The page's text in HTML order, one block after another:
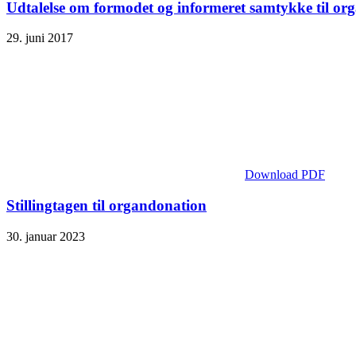
Udtalelse om formodet og informeret samtykke til
29. juni 2017
Download PDF
Stillingtagen til organdonation
30. januar 2023